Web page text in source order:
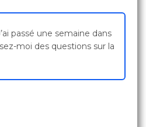
passé une semaine dans
moi des questions sur la